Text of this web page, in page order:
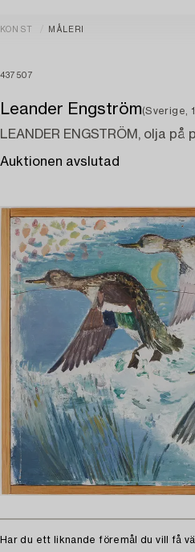
KONST MÅLERI
437507
Leander Engström(Sverige,
LEANDER ENGSTRÖM, olja på
Auktionen avslutad
Har du ett liknande föremål du vill få